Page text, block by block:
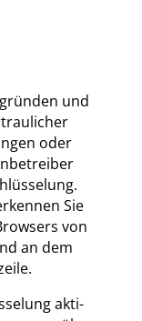
und
oder
Sie
von
an dem
akti­